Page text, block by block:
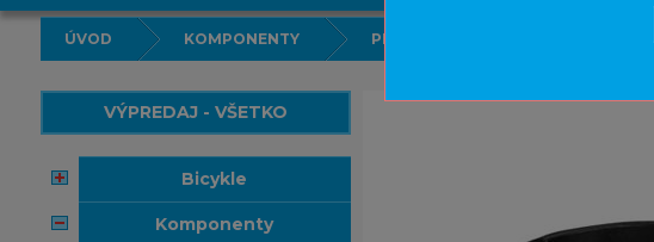
ÚVOD KOMPONENTY PREDSTAVCE
VÝPREDAJ - VŠETKO
bicykle
komponenty